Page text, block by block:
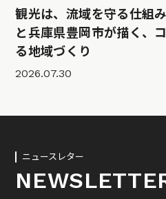
観光は、流域を守る仕組
と兵庫県豊岡市が描く、
る地域づくり
2026.07.30
ニュースレター